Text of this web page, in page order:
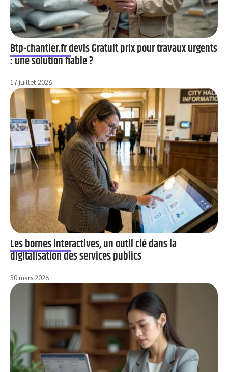
Btp-chantier.fr devis Gratuit prix pour travaux urgents
: une solution fiable ?
17 juillet 2026
Les bornes interactives, un outil clé dans la
digitalisation des services publics
30 mars 2026